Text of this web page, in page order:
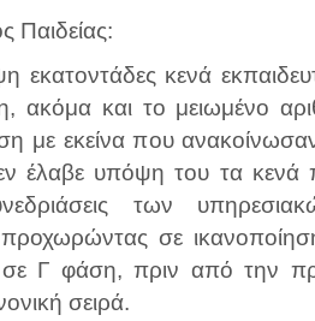
εκατοντάδες κενά
ακόμα και το μειωμένο
με εκείνα που
έλαβε υπόψη του τα κενά
των
σε
Γ φάση, πριν από την
σειρά.